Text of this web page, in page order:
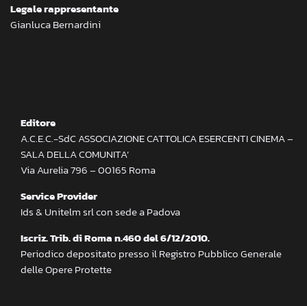
Legale rappresentante
Gianluca Bernardini
Editore
A.C.E.C.-SdC ASSOCIAZIONE CATTOLICA ESERCENTI CINEMA –
SALA DELLA COMUNITA’
Via Aurelia 796 – 00165 Roma
Service Provider
Ids & Unitelm srl con sede a Padova
Iscriz. Trib. di Roma n.460 del 6/12/2010.
Periodico depositato presso il Registro Pubblico Generale
delle Opere Protette